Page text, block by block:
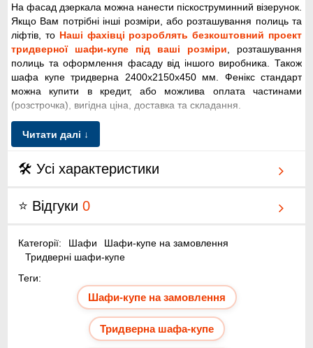
На фасад дзеркала можна нанести піскоструминний візерунок.
Якщо Вам потрібні інші розміри, або розташування полиць та
ліфтів, то Наші фахівці розроблять безкоштовний проект
тридверної шафи-купе під ваші розміри , розташування
полиць та оформлення фасаду від іншого виробника. Також
шафа купе тридверна 2400x2150x450 мм. Фенікс стандарт
можна купити в кредит, або можлива оплата частинами
(розстрочка), вигідна ціна, доставка та складання.
Додатково діє акція - безкоштовна доставка по Києву при
купівлі понад 20 000 грн.
Вигідне рішення для квартири - шафа купе
тридверна 2400x2150x450 мм. Фенікс
Онлайн Каталог інтернет-магазину меблів Київ-Меблі™
дводверні, тридверні та тридверні шафи-купе, з радіусним
завершенням та підсвічуванням. Продаж, доставка,
встановлення та складання проводиться по Києву, у
попередньо узгоджений час. Ми пропонуємо вигідно та
недорого шафу купе тридверна 2400x2150x450 мм. Фенікс
стандарт з доставкою та установкою за ціною виробника у
Києві. Замовляйте та довгі роки насолоджуйтесь комфортною
Читати далі ↓
🛠 Усі характеристики
⭐ Відгуки 0
Категорії: Шафи
Шафи-купе на замовлення
Тридверні шафи-купе
Теги:
Шафи-купе на замовлення
Тридверна шафа-купе